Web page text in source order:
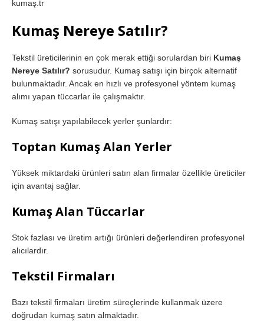
kumaş.tr
Kumaş Nereye Satılır?
Tekstil üreticilerinin en çok merak ettiği sorulardan biri Kumaş
Nereye Satılır? sorusudur. Kumaş satışı için birçok alternatif
bulunmaktadır. Ancak en hızlı ve profesyonel yöntem kumaş
alımı yapan tüccarlar ile çalışmaktır.
Kumaş satışı yapılabilecek yerler şunlardır:
Toptan Kumaş Alan Yerler
Yüksek miktardaki ürünleri satın alan firmalar özellikle üreticiler
için avantaj sağlar.
Kumaş Alan Tüccarlar
Stok fazlası ve üretim artığı ürünleri değerlendiren profesyonel
alıcılardır.
Tekstil Firmaları
Bazı tekstil firmaları üretim süreçlerinde kullanmak üzere
doğrudan kumaş satın almaktadır.